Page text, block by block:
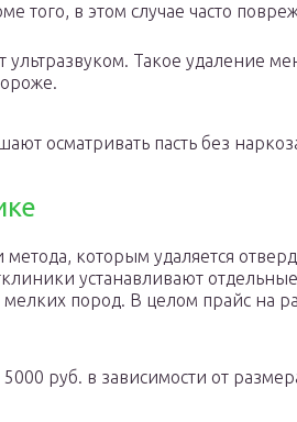
в этом случае часто
Такое удаление
осматривать пасть без
которым удаляется
устанавливают
пород. В целом прайс на
руб. в зависимости от